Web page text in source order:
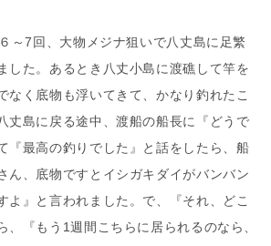
～7回、大物メジナ狙いで八丈島に足繁
した。あるとき八丈小島に渡礁して竿を
なく底物も浮いてきて、かなり釣れたこ
丈島に戻る途中、渡船の船長に『どうで
『最高の釣りでした』と話をしたら、船
ん、底物ですとイシガキダイがバンバン
よ』と言われました。で、『それ、どこ
、『もう1週間こちらに居られるのなら、